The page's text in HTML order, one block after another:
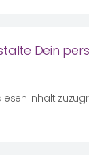
Dein
Inhalt